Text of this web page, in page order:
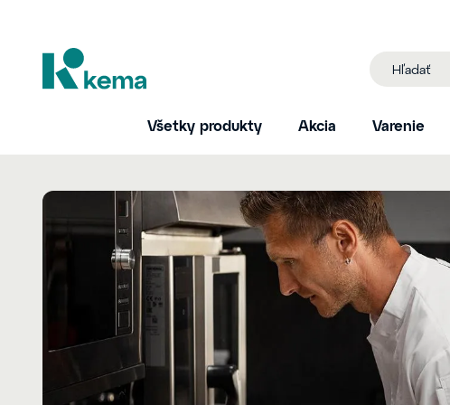
Všetky produkty Akcia Varenie